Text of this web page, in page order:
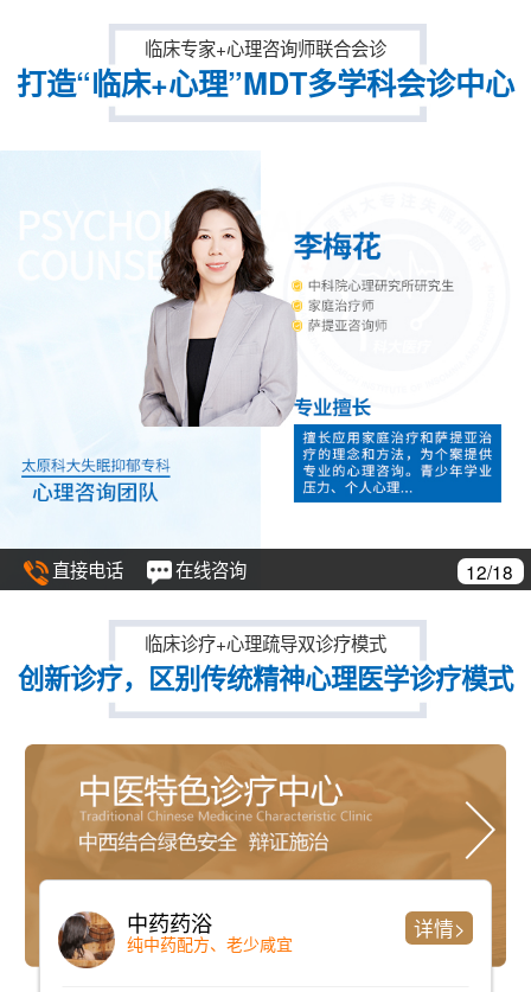
临床专家+心理咨询师联合会诊
打造“临床+心理”MDT多学科会诊中心
直接电话 在线咨询 13/18
临床诊疗+心理疏导双诊疗模式
创新诊疗，区别传统精神心理医学诊疗模式
仪器检测
检测时间短、准确率高且全面
详情>